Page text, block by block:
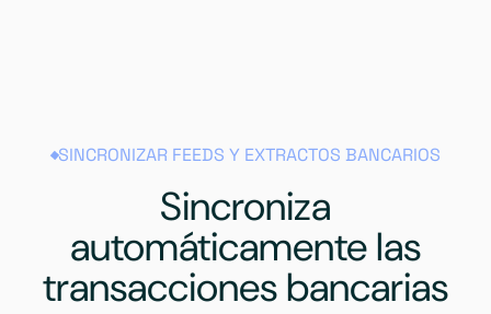
SINCRONIZAR FEEDS Y EXTRACTOS BANCARIOS
Sincroniza
automáticamente las
transacciones bancarias